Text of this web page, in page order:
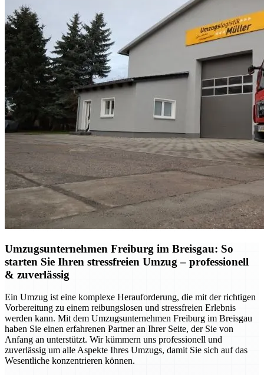
Umzugsunternehmen Freiburg im Breisgau: So
starten Sie Ihren stressfreien Umzug – professionell
& zuverlässig
Ein Umzug ist eine komplexe Herauforderung, die mit der richtigen
Vorbereitung zu einem reibungslosen und stressfreien Erlebnis
werden kann. Mit dem Umzugsunternehmen Freiburg im Breisgau
haben Sie einen erfahrenen Partner an Ihrer Seite, der Sie von
Anfang an unterstützt. Wir kümmern uns professionell und
zuverlässig um alle Aspekte Ihres Umzugs, damit Sie sich auf das
Wesentliche konzentrieren können.